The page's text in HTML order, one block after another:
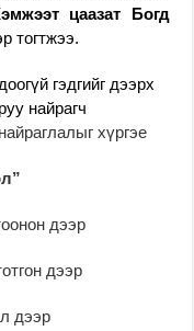
цаазат Богд
тогтжээ.
гэдгийг дээрх
найрагч
хүргэе
дээр
дээр
дээр